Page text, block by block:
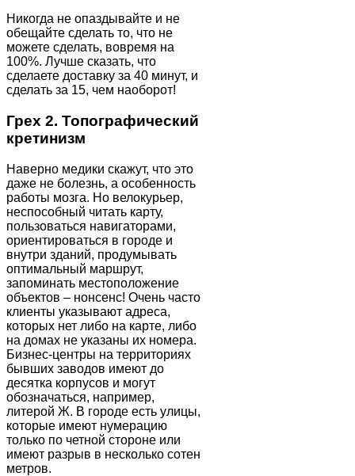
Никогда не опаздывайте и не
обещайте сделать то, что не
можете сделать, вовремя на
100%. Лучше сказать, что
сделаете доставку за 40 минут, и
сделать за 15, чем наоборот!
Грех 2. Топографический
кретинизм
Наверно медики скажут, что это
даже не болезнь, а особенность
работы мозга. Но велокурьер,
неспособный читать карту,
пользоваться навигаторами,
ориентироваться в городе и
внутри зданий, продумывать
оптимальный маршрут,
запоминать местоположение
объектов – нонсенс! Очень часто
клиенты указывают адреса,
которых нет либо на карте, либо
на домах не указаны их номера.
Бизнес-центры на территориях
бывших заводов имеют до
десятка корпусов и могут
обозначаться, например,
литерой Ж. В городе есть улицы,
которые имеют нумерацию
только по четной стороне или
имеют разрыв в несколько сотен
метров.